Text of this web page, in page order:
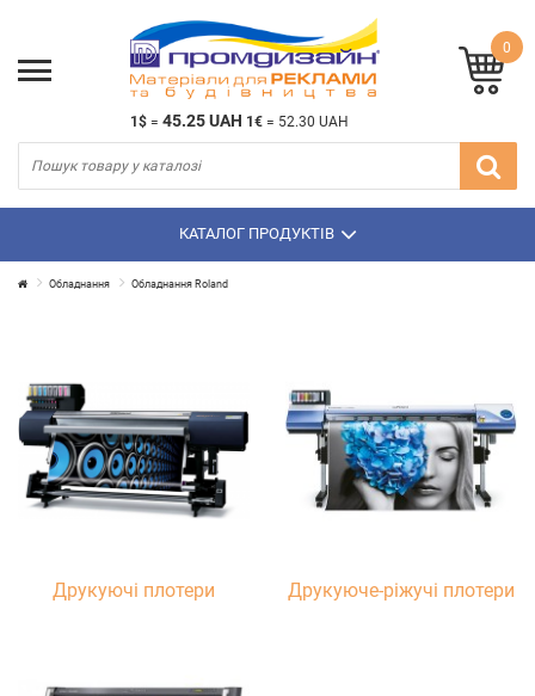
1$ = 45.25 UAH 1€ = 52.30 UAH
0
КАТАЛОГ ПРОДУКТІВ
Обладнання Обладнання Roland
Друкуючі плотери Друкуюче-ріжучі плотери